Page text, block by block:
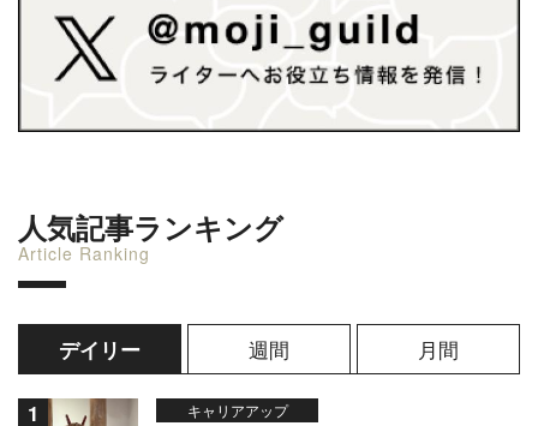
人気記事ランキング
Article Ranking
デイリー 週間 月間
キャリアアップ